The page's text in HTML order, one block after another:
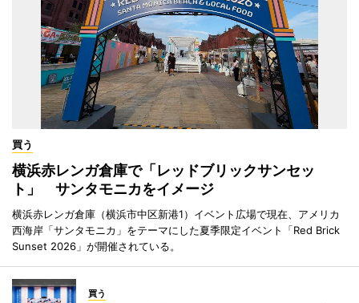
買う
横浜赤レンガ倉庫で「レッドブリックサンセッ
ト」 サンタモニカをイメージ
横浜赤レンガ倉庫（横浜市中区新港1）イベント広場で現在、アメリカ
西海岸「サンタモニカ」をテーマにした夏季限定イベント「Red Brick
Sunset 2026」が開催されている。
買う